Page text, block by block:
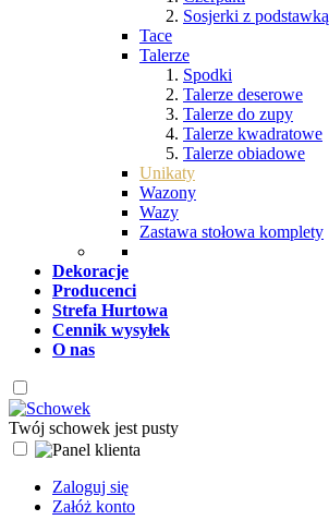
Sosjerki z podstawką
Tace
Talerze
Spodki
Talerze deserowe
Talerze do zupy
Talerze kwadratowe
Talerze obiadowe
Unikaty
Wazony
Wazy
Zastawa stołowa komplety
Dekoracje
Producenci
Strefa Hurtowa
Cennik wysyłek
O nas
Twój schowek jest pusty
Zaloguj się
Załóż konto